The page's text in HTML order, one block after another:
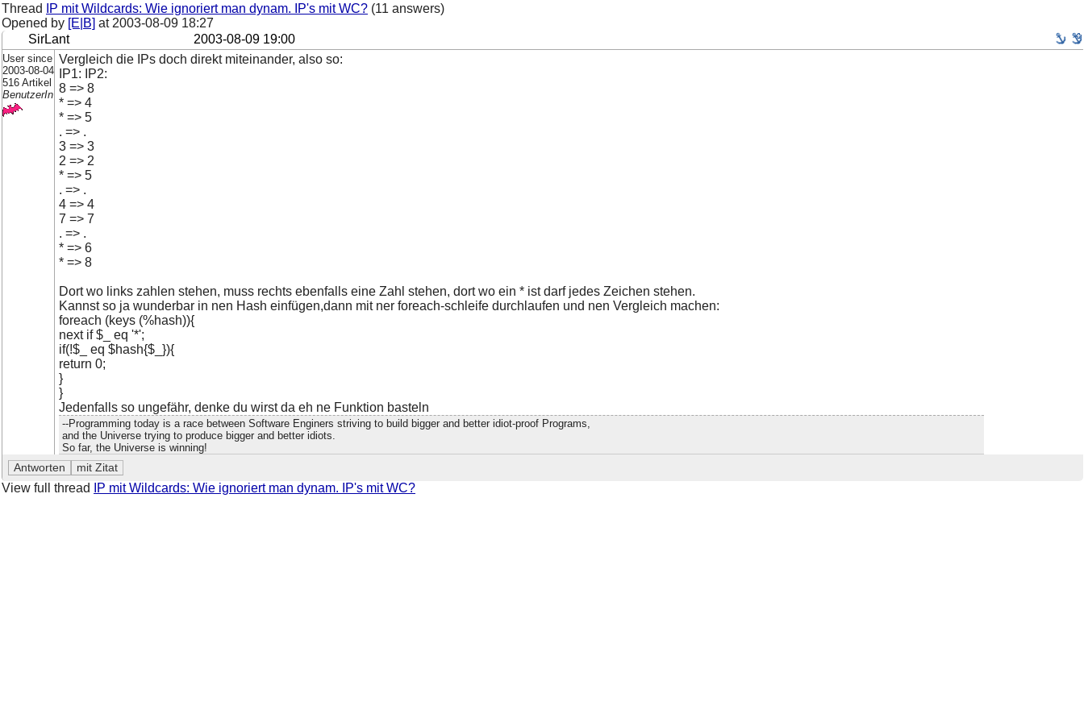
Thread IP mit Wildcards: Wie ignoriert man dynam. IP's mit WC? (11 answers)
Opened by [E|B] at 2003-08-09 18:27
SirLant
2003-08-09 19:00
User since
2003-08-04
516 Artikel
BenutzerIn
Vergleich die IPs doch direkt miteinander, also so:
IP1: IP2:
8 => 8
* => 4
* => 5
. => .
3 => 3
2 => 2
* => 5
. => .
4 => 4
7 => 7
. => .
* => 6
* => 8
Dort wo links zahlen stehen, muss rechts ebenfalls eine Zahl stehen, dort wo ein * ist darf jedes Zeichen stehen.
Kannst so ja wunderbar in nen Hash einfügen,dann mit ner foreach-schleife durchlaufen und nen Vergleich machen:
foreach (keys (%hash)){
next if $_ eq '*';
if(!$_ eq $hash{$_}){
return 0;
}
}
Jedenfalls so ungefähr, denke du wirst da eh ne Funktion basteln
--Programming today is a race between Software Enginers striving to build bigger and better idiot-proof Programs,
and the Universe trying to produce bigger and better idiots.
So far, the Universe is winning!
View full thread IP mit Wildcards: Wie ignoriert man dynam. IP's mit WC?